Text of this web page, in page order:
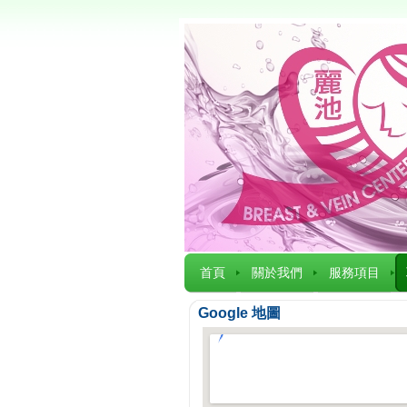
首頁 關於我們 服務項目
Google 地圖